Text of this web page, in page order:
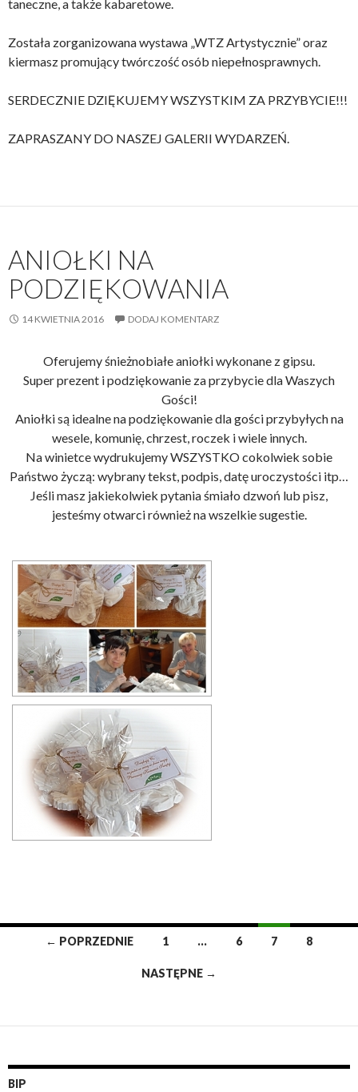
taneczne, a także kabaretowe.
Została zorganizowana wystawa „WTZ Artystycznie” oraz
kiermasz promujący twórczość osób niepełnosprawnych.
SERDECZNIE DZIĘKUJEMY WSZYSTKIM ZA PRZYBYCIE!!!
ZAPRASZANY DO NASZEJ GALERII WYDARZEŃ.
ANIOŁKI NA
PODZIĘKOWANIA
14 KWIETNIA 2016 DODAJ KOMENTARZ
Oferujemy śnieżnobiałe aniołki wykonane z gipsu.
Super prezent i podziękowanie za przybycie dla Waszych
Gości!
Aniołki są idealne na podziękowanie dla gości przybyłych na
wesele, komunię, chrzest, roczek i wiele innych.
Na winietce wydrukujemy WSZYSTKO cokolwiek sobie
Państwo życzą: wybrany tekst, podpis, datę uroczystości itp…
Jeśli masz jakiekolwiek pytania śmiało dzwoń lub pisz,
jesteśmy otwarci również na wszelkie sugestie.
wpisach
← POPRZEDNIE 1 … 6 7 8
NASTĘPNE →
BIP